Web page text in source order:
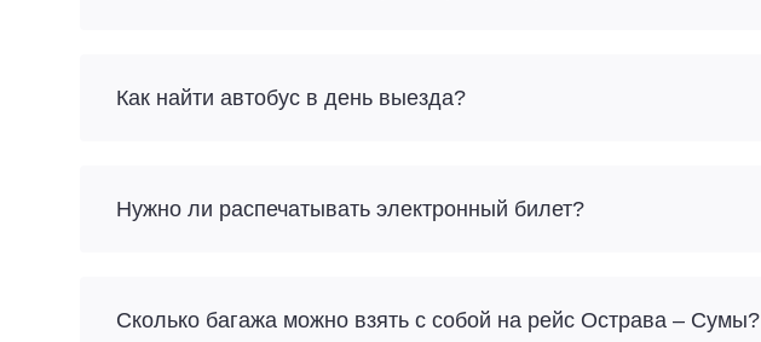
Как найти автобус в день выезда?
Нужно ли распечатывать электронный билет?
Сколько багажа можно взять с собой на рейс Острава – Сумы?